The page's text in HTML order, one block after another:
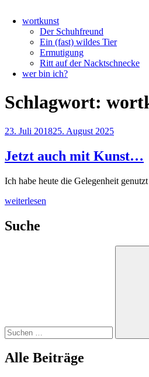
wortkunst
Der Schuhfreund
Ein (fast) wildes Tier
Ermutigung
Ritt auf der Nacktschnecke
wer bin ich?
Schlagwort:
Veröffentlicht
23. Juli 201825. August 2025
Jetzt auch mit Kunst…
Ich habe heute die Gelegenheit
„Jetzt
mit
Kunst…“
weiterlesen
Suche
Alle Beiträge